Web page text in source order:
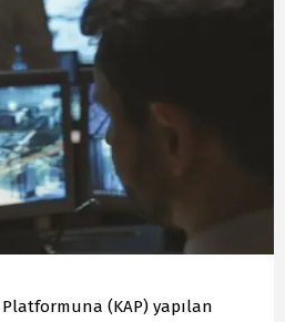
(KAP) yapılan